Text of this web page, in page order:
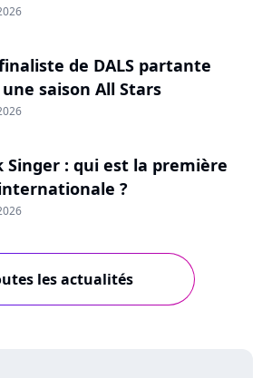
de DALS partante
saison All Stars
Singer : qui est la première
?
les actualités